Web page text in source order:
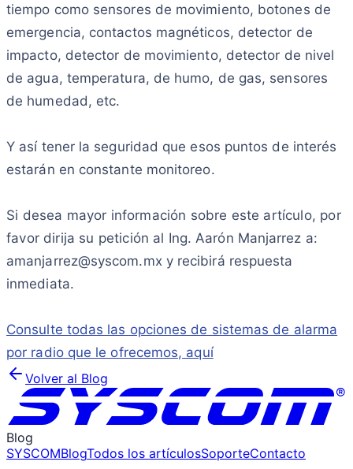
tiempo como sensores de movimiento, botones de
emergencia, contactos magnéticos, detector de
impacto, detector de movimiento, detector de nivel
de agua, temperatura, de humo, de gas, sensores
de humedad, etc.
Y así tener la seguridad que esos puntos de interés
estarán en constante monitoreo.
Si desea mayor información sobre este artículo, por
favor dirija su petición al Ing. Aarón Manjarrez a:
amanjarrez@syscom.mx y recibirá respuesta
inmediata.
Consulte todas las opciones de sistemas de alarma
por radio que le ofrecemos, aquí
Volver al Blog
Blog
SYSCOMBlogTodos los artículosSoporteContacto